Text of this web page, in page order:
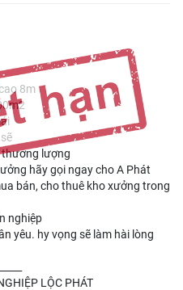
8m
thương lượng
hãy gọi ngay cho A Phát
bán, cho thuê kho xưởng trong
nghiệp
yêu. hy vọng sẽ làm hài lòng
LỘC PHÁT